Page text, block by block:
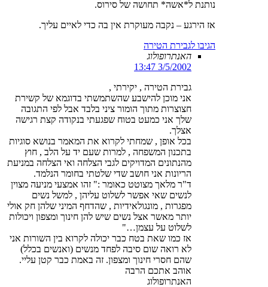
נותנת ל*אשה* תחושה של סירוס.
אז הירגע – נקבה מעוקרת אין בה כדי לאיים עליך.
הגיבו לגבירת הטירה
האנתרופולוג
3/5/2002 13:47
גבירת הטירה , יקירתי ,
אני מוכן להישבע שהשתמשתי בדוגמא של קשירת
חצוצרות מתוך הומור ציני בלבד אבל לפי התגובה
שלך אני כמעט בטוח שפגעתי בנקודה קצת רגישה
אצלך.
בכל אופן , שמחתי לקרוא את המאמר בנושא סוגיות
בתכנון המשפחה , למרות שעם יד על הלב , חוץ
מהנתונים המדויקים לגבי הצלחה ואי הצלחה במניעת
הריונות אני חושב שדי שלטתי בחומר הנלמד.
ד"ר מלאך מצוטט כאומר :" זהו אמצעי מניעה מצוין
לנשים שאי אפשר לשלוט עליהן , למשל נשים
מפגרות , מונגולאידיות , שהדחף המיני שלהן חק אולי
יותר מאשר אצל נשים שיש להן חינוך ומצפון ויכולות
לשלוט על עצמן…"
אז כמו שאת בטח כבר יכולה לקרוא בין השורות אני
לא רואה שום סיבה לפחד מנשים (ואנשים בכלל)
שהם חסרי חינוך ומצפון. זה באמת כבר קטן עליי.
אוהב אתכם הרבה
האנתרופולוג